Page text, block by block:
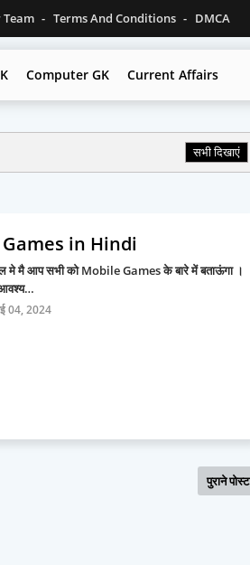
Team Terms And Conditions DMCA
Computer GK Current Affairs
सभी दिखाएं
in Hindi
मे मै आप सभी को Mobile Games के बारे में बताऊंगा ।
आवश्य…
04, 2024
पुराने पोस्ट